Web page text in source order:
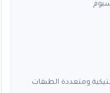
ومتعددة الطبقات